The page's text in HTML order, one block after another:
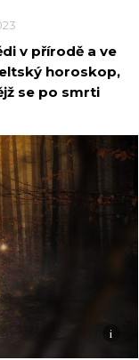
v přírodě a ve
horoskop,
se po smrti
i